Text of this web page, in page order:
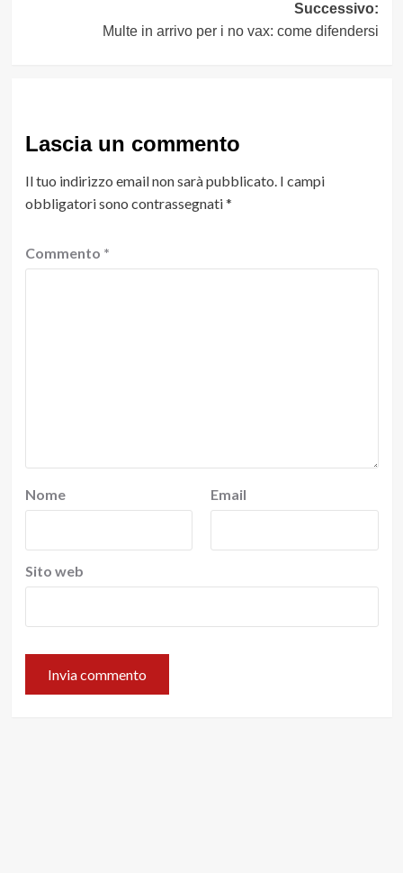
Successivo:
Multe in arrivo per i no vax: come difendersi
Lascia un commento
Il tuo indirizzo email non sarà pubblicato. I campi
obbligatori sono contrassegnati*
Commento *
Nome Email
Sito web